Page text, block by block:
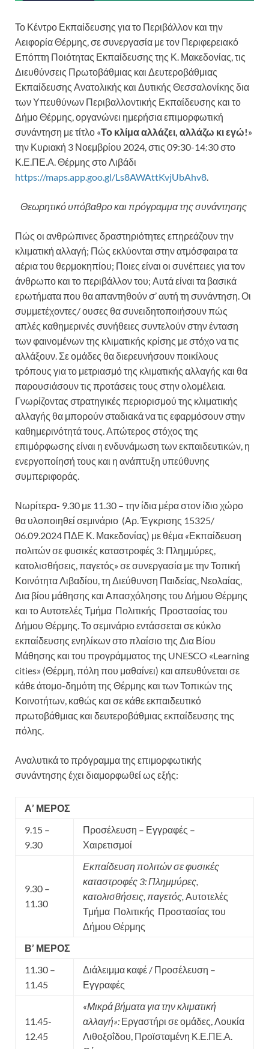
Το Κέντρο Εκπαίδευσης για το Περιβάλλον και την
Αειφορία Θέρμης, σε συνεργασία με τον Περιφερειακό
Επόπτη Ποιότητας Εκπαίδευσης της Κ. Μακεδονίας, τις
Διευθύνσεις Πρωτοβάθμιας και Δευτεροβάθμιας
Εκπαίδευσης Ανατολικής και Δυτικής Θεσσαλονίκης δια
των Υπευθύνων Περιβαλλοντικής Εκπαίδευσης και το
Δήμο Θέρμης, οργανώνει ημερήσια επιμορφωτική
συνάντηση με τίτλο «Το κλίμα αλλάζει, αλλάζω κι εγώ!»
την Κυριακή 3 Νοεμβρίου 2024, στις 09:30-14:30 στο
Κ.Ε.ΠΕ.Α. Θέρμης στο Λιβάδι
https://maps.app.goo.gl/Ls8AWAttKvjUbAhv8.
Θεωρητικό υπόβαθρο και πρόγραμμα της συνάντησης
Πώς οι ανθρώπινες δραστηριότητες επηρεάζουν την
κλιματική αλλαγή; Πώς εκλύονται στην ατμόσφαιρα τα
αέρια του θερμοκηπίου; Ποιες είναι οι συνέπειες για τον
άνθρωπο και το περιβάλλον του; Αυτά είναι τα βασικά
ερωτήματα που θα απαντηθούν σ’ αυτή τη συνάντηση. Οι
συμμετέχοντες/ ουσες θα συνειδητοποιήσουν πώς
απλές καθημερινές συνήθειες συντελούν στην ένταση
των φαινομένων της κλιματικής κρίσης με στόχο να τις
αλλάξουν. Σε ομάδες θα διερευνήσουν ποικίλους
τρόπους για το μετριασμό της κλιματικής αλλαγής και θα
παρουσιάσουν τις προτάσεις τους στην ολομέλεια.
Γνωρίζοντας στρατηγικές περιορισμού της κλιματικής
αλλαγής θα μπορούν σταδιακά να τις εφαρμόσουν στην
καθημερινότητά τους. Απώτερος στόχος της
επιμόρφωσης είναι η ενδυνάμωση των εκπαιδευτικών, η
ενεργοποίησή τους και η ανάπτυξη υπεύθυνης
συμπεριφοράς.
Νωρίτερα- 9.30 με 11.30 – την ίδια μέρα στον ίδιο χώρο
θα υλοποιηθεί σεμινάριο (Αρ. Έγκρισης 15325/
06.09.2024 ΠΔΕ Κ. Μακεδονίας) με θέμα «Εκπαίδευση
πολιτών σε φυσικές καταστροφές 3: Πλημμύρες,
κατολισθήσεις, παγετός» σε συνεργασία με την Τοπική
Κοινότητα Λιβαδίου, τη Διεύθυνση Παιδείας, Νεολαίας,
Δια βίου μάθησης και Απασχόλησης του Δήμου Θέρμης
και το Αυτοτελές Τμήμα Πολιτικής Προστασίας του
Δήμου Θέρμης. Το σεμινάριο εντάσσεται σε κύκλο
εκπαίδευσης ενηλίκων στο πλαίσιο της Δια Βίου
Μάθησης και του προγράμματος της UNESCO «Learning
cities» (Θέρμη, πόλη που μαθαίνει) και απευθύνεται σε
κάθε άτομο-δημότη της Θέρμης και των Τοπικών της
Κοινοτήτων, καθώς και σε κάθε εκπαιδευτικό
πρωτοβάθμιας και δευτεροβάθμιας εκπαίδευσης της
πόλης.
Αναλυτικά το πρόγραμμα της επιμορφωτικής
συνάντησης έχει διαμορφωθεί ως εξής:
Α’ ΜΕΡΟΣ
9.15 –
9.30
Προσέλευση – Εγγραφές –
Χαιρετισμοί
9.30 –
11.30
Εκπαίδευση πολιτών σε φυσικές
καταστροφές 3: Πλημμύρες,
κατολισθήσεις, παγετός, Αυτοτελές
Τμήμα Πολιτικής Προστασίας του
Δήμου Θέρμης
Β’ ΜΕΡΟΣ
11.30 –
11.45
Διάλειμμα καφέ / Προσέλευση –
Εγγραφές
11.45-
12.45
«Μικρά βήματα για την κλιματική
αλλαγή»: Εργαστήρι σε ομάδες, Λουκία
Λιθοξοΐδου, Προϊσταμένη Κ.Ε.ΠΕ.Α.